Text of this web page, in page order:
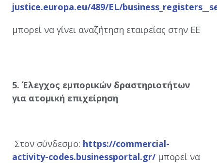
justice.europa.eu/489/EL/
μπορεί να γίνει αναζήτηση εταιρείας στην ΕΕ
5. Έλεγχος εμπορικών δραστηριοτήτων
για ατομική επιχείρηση
Στον σύνδεσμο: https://commercial-
activity-codes.businessportal.gr/μπορεί να